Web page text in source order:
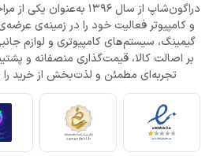
دراگون‌شاپ از سال 1396
و کامپیوتر فعالیت خود را در زمینه‌ی
گیمینگ، سیستم‌های کامپیوتری و لوازم
بر اصالت کالا، قیمت‌گذاری منصفانه و
تجربه‌ای مطمئن و لذت‌بخش از خرید را